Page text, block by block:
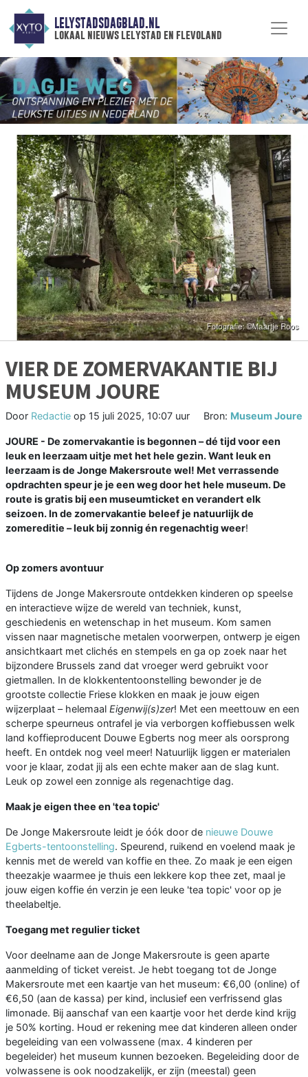
LELYSTADSDAGBLAD.NL
lokaal nieuws lelystad en flevoland
VIER DE ZOMERVAKANTIE BIJ
MUSEUM JOURE
Door Redactie op 15 juli 2025, 10:07 uur Bron: Museum Joure
JOURE - De zomervakantie is begonnen – dé tijd voor een
leuk en leerzaam uitje met het hele gezin. Want leuk en
leerzaam is de Jonge Makersroute wel! Met verrassende
opdrachten speur je je een weg door het hele museum. De
route is gratis bij een museumticket en verandert elk
seizoen. In de zomervakantie beleef je natuurlijk de
zomereditie – leuk bij zonnig én regenachtig weer!
Op zomers avontuur
Tijdens de Jonge Makersroute ontdekken kinderen op speelse
en interactieve wijze de wereld van techniek, kunst,
geschiedenis en wetenschap in het museum. Kom samen
vissen naar magnetische metalen voorwerpen, ontwerp je eigen
ansichtkaart met clichés en stempels en ga op zoek naar het
bijzondere Brussels zand dat vroeger werd gebruikt voor
gietmallen. In de klokkententoonstelling bewonder je de
grootste collectie Friese klokken en maak je jouw eigen
wijzerplaat – helemaal Eigenwij(s)zer! Met een meettouw en een
scherpe speurneus ontrafel je via verborgen koffiebussen welk
land koffieproducent Douwe Egberts nog meer als oorsprong
heeft. En ontdek nog veel meer! Natuurlijk liggen er materialen
voor je klaar, zodat jij als een echte maker aan de slag kunt.
Leuk op zowel een zonnige als regenachtige dag.
Maak je eigen thee en 'tea topic'
De Jonge Makersroute leidt je óók door de nieuwe Douwe
Egberts-tentoonstelling. Speurend, ruikend en voelend maak je
kennis met de wereld van koffie en thee. Zo maak je een eigen
theezakje waarmee je thuis een lekkere kop thee zet, maal je
jouw eigen koffie én verzin je een leuke 'tea topic' voor op je
theelabeltje.
Toegang met regulier ticket
Voor deelname aan de Jonge Makersroute is geen aparte
aanmelding of ticket vereist. Je hebt toegang tot de Jonge
Makersroute met een kaartje van het museum: €6,00 (online) of
€6,50 (aan de kassa) per kind, inclusief een verfrissend glas
limonade. Bij aanschaf van een kaartje voor het derde kind krijg
je 50% korting. Houd er rekening mee dat kinderen alleen onder
begeleiding van een volwassene (max. 4 kinderen per
begeleider) het museum kunnen bezoeken. Begeleiding door de
volwassene is ook noodzakelijk, er zijn (meestal) geen